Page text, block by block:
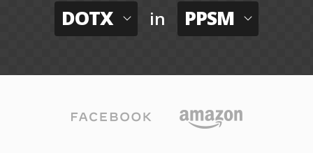
DOTX in PPSM